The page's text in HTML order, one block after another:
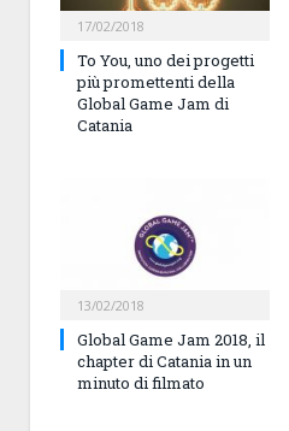
17/02/2018
To You, uno dei progetti
più promettenti della
Global Game Jam di
Catania
13/02/2018
Global Game Jam 2018, il
chapter di Catania in un
minuto di filmato